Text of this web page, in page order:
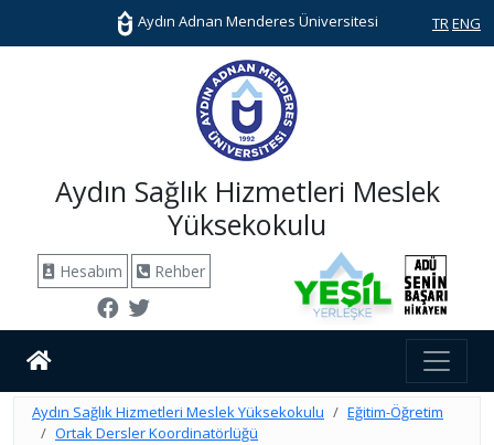
Aydın Adnan Menderes Üniversitesi TR ENG
Aydın Sağlık Hizmetleri Meslek
Yüksekokulu
Hesabım Rehber
Aydın Sağlık Hizmetleri Meslek Yüksekokulu
Eğitim-Öğretim
Ortak Dersler Koordinatörlüğü